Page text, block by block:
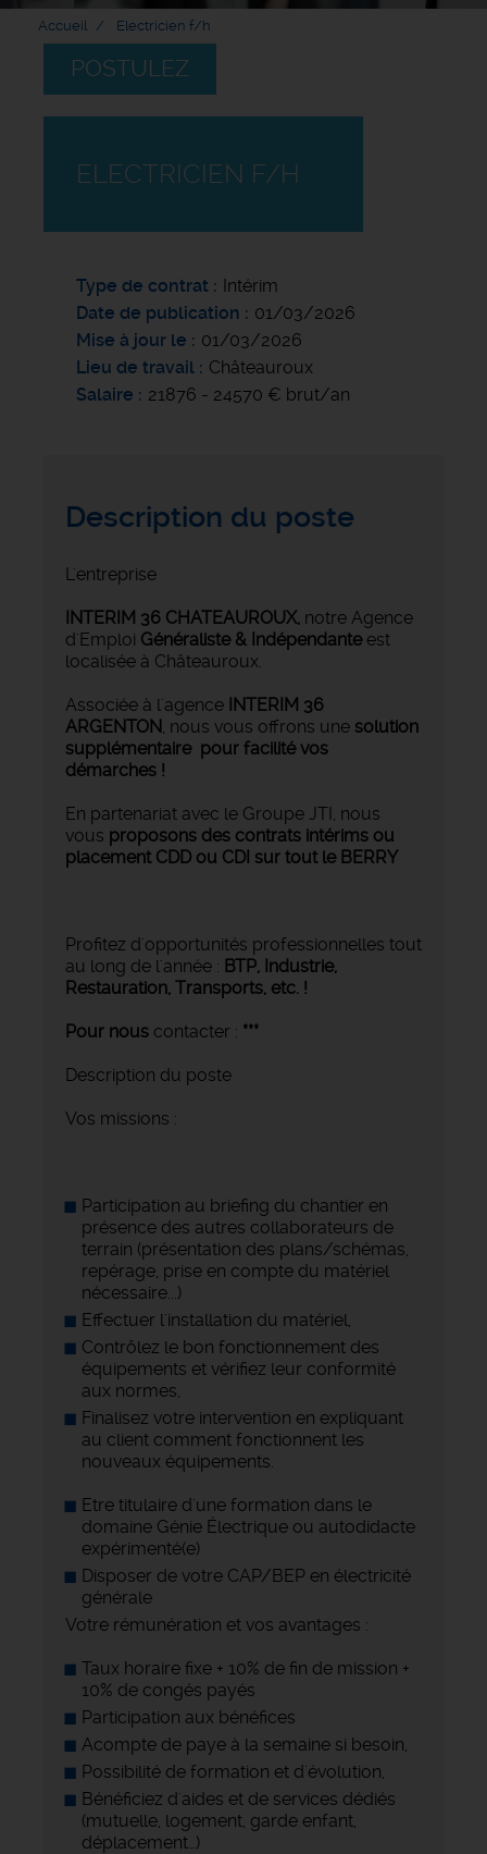
Accueil Electricien f/h
POSTULEZ
ELECTRICIEN F/H
Type de contrat
Intérim
Date de publication
01/03/2026
Mise à jour le
01/03/2026
Lieu de travail
Châteauroux
Salaire
21876 - 24570 € brut/an
Description du poste
L'entreprise
INTERIM 36 CHATEAUROUX, notre Agence
d'Emploi Généraliste & Indépendante est
localisée à Châteauroux.
Associée à l'agence INTERIM 36
ARGENTON, nous vous offrons une solution
supplémentaire pour facilité vos
démarches !
En partenariat avec le Groupe JTI, nous
vous proposons des contrats intérims ou
placement CDD ou CDI sur tout le BERRY
Profitez d'opportunités professionnelles tout
au long de l'année : BTP, Industrie,
Restauration, Transports, etc. !
Pour nous contacter : ***
Description du poste
Vos missions :
Participation au briefing du chantier en
présence des autres collaborateurs de
terrain (présentation des plans/schémas,
repérage, prise en compte du matériel
nécessaire...)
Effectuer l'installation du matériel,
Contrôlez le bon fonctionnement des
équipements et vérifiez leur conformité
aux normes,
Finalisez votre intervention en expliquant
au client comment fonctionnent les
nouveaux équipements.
Etre titulaire d'une formation dans le
domaine Génie Électrique ou autodidacte
expérimenté(e)
Disposer de votre CAP/BEP en électricité
générale
Votre rémunération et vos avantages :
Taux horaire fixe + 10% de fin de mission +
10% de congés payés
Participation aux bénéfices
Acompte de paye à la semaine si besoin,
Possibilité de formation et d'évolution,
Bénéficiez d'aides et de services dédiés
(mutuelle, logement, garde enfant,
déplacement…)